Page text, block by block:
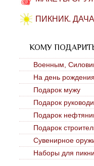
ПИКНИК.
КОМУ
Военным,
На день рождения
Подарок мужу
Подарок
Подарок
Подарок
Сувенирное
Наборы для